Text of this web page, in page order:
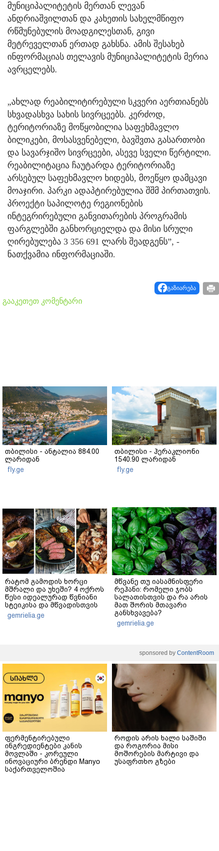
მუნიციპალიტეტის მერთან ლევან
ანდრიაშვილთან და კახეთის სახელმწიფო
რწმუნებულის მოადგილესთან, გივი
მეტრეველთან ერთად გახსნა. ამის შესახებ
ინფორმაციას თელავის მუნიციპალიტეტის მერია
ავრცელებს.
„ახლად რეაბილიტირებული სკვერი აერთიანებს
სხვადასხვა სახის სივრცეებს. კერძოდ,
ტერიტორიაზე მოწყობილია საფეხმავლო
ბილიკები, მოსასვენებელი, ბავშვთა გასართობი
და სავარჯიშო სივრცეები, ასევე სველი წერტილი.
რეაბილიტაცია ჩაუტარდა ტერიტორიაზე
არსებულ საფეხმავლო ხიდებს, მოეწყო დამცავი
მოაჯირი. პარკი ადაპტირებულია შშმ პირთათვის.
პროექტი საპილოტე რეგიონების
ინტეგრირებული განვითარების პროგრამის
ფარგლებში განხორციელდა და მისი სრული
ღირებულება 3 356 691 ლარს შეადგენს”, -
ნათქვამია ინფორმაციაში.
გაზიარება
გააკეთეთ კომენტარი
თბილისი - ანტალია 884.00
ლარიდან
fly.ge
თბილისი - ჰერაკლიონი
1540.90 ლარიდან
fly.ge
რატომ გამოდის ხორცი
მშრალი და უხეში? 4 ოქროს
წესი იდეალურად წვნიანი
სტეიკისა და მწვადისთვის
gemrielia.ge
მწვანე თუ იასამნისფერი
რეჰანი: რომელი ჯობს
სალათისთვის და რა არის
მათ შორის მთავარი
განსხვავება?
gemrielia.ge
sponsored by ContentRoom
ფერმენტირებული
ინგრედიენტები კანის
მოვლაში - კორეული
ინოვაციური ბრენდი Manyo
საქართველოშია
როდის არის ხალი საშიში
და როგორია მისი
მოშორების მარტივი და
უსაფრთხო გზები